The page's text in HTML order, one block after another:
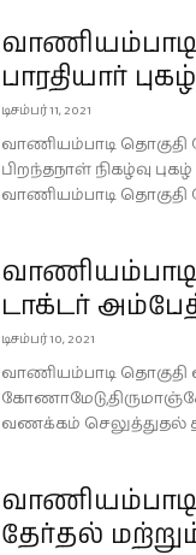
பாரதியார்
டிசம்பர் 11, 2021
வாணியம்பாடி தொகுதி
பிறந்தநாள் நிகழ்வு
வாணியம்பாடி
வாணியம்பாடி
டாக்டர்
டிசம்பர் 10, 2021
வாணியம்பாடி தொகுதி
வணக்கம் செலுத்துதல்
வாணியம்பாடி
தேர்தல்